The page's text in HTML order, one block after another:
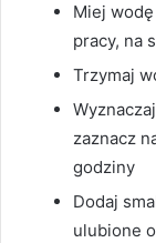
Miej
pracy, na
Trzymaj
zaznacz
godziny
Dodaj
ulubione